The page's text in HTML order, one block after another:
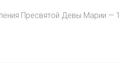
Пресвятой Девы Марии —